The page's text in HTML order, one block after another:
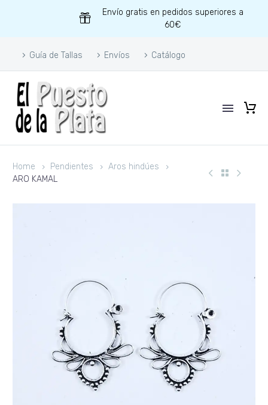
Envío gratis en pedidos superiores a
60€
Guía de Tallas Envíos Catálogo
Home Pendientes
Aros hindúes
ARO KAMAL